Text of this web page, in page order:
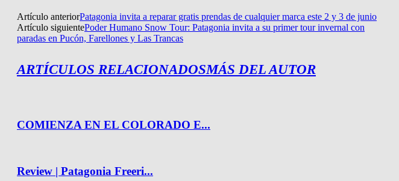
Artículo anteriorPatagonia invita a reparar gratis prendas de cualquier marca este 2 y 3 de junio
Artículo siguientePoder Humano Snow Tour: Patagonia invita a su primer tour invernal con
paradas en Pucón, Farellones y Las Trancas
ARTÍCULOS RELACIONADOSMÁS DEL AUTOR
COMIENZA EN EL COLORADO E...
Review | Patagonia Freeri...